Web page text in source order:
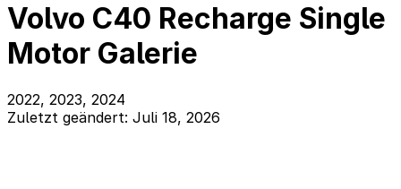
Volvo C40 Recharge Single
Motor Galerie
2022, 2023, 2024
Zuletzt geändert: Juli 18, 2026